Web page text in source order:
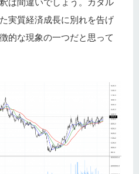
実質経済成長に別れを告げ
的な現象の一つだと思って